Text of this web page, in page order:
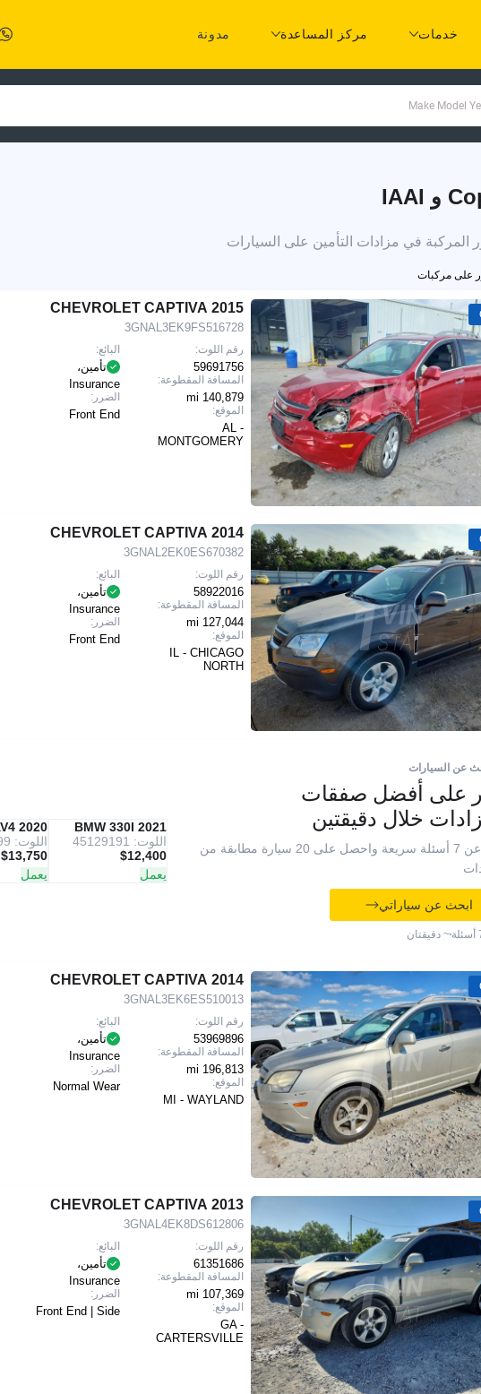
خدمات مركز المساعدة مدونة
2015 CHEVROLET CAPTIVA
3GNAL3EK9FS516728
رقم اللوت:
59691756
المسافة المقطوعة:
140,879 mi
الموقع:
AL -
MONTGOMERY
البائع:
تأمين،
Insurance
الضرر:
Front End
2014 CHEVROLET CAPTIVA
3GNAL2EK0ES670382
رقم اللوت:
58922016
المسافة المقطوعة:
127,044 mi
الموقع:
IL - CHICAGO
NORTH
البائع:
تأمين،
Insurance
الضرر:
Front End
عن السيارات
على أفضل صفقات
خلال دقيقتين
أجب عن 7 أسئلة سريعة واحصل على 20 سيارة مطابقة من
IAAI
موصى به
2021 BMW 330I
اللوت: 45129191
$12,400
يعمل
IAAI
اللوت: 44760899
$13,750
يعمل
ابحث عن سياراتي
~ دقيقتان
2014 CHEVROLET CAPTIVA
3GNAL3EK6ES510013
رقم اللوت:
53969896
المسافة المقطوعة:
196,813 mi
الموقع:
MI - WAYLAND
البائع:
تأمين،
Insurance
الضرر:
Normal Wear
2013 CHEVROLET CAPTIVA
3GNAL4EK8DS612806
رقم اللوت:
61351686
المسافة المقطوعة:
107,369 mi
الموقع:
GA -
CARTERSVILLE
البائع:
تأمين،
Insurance
الضرر:
Front End | Side